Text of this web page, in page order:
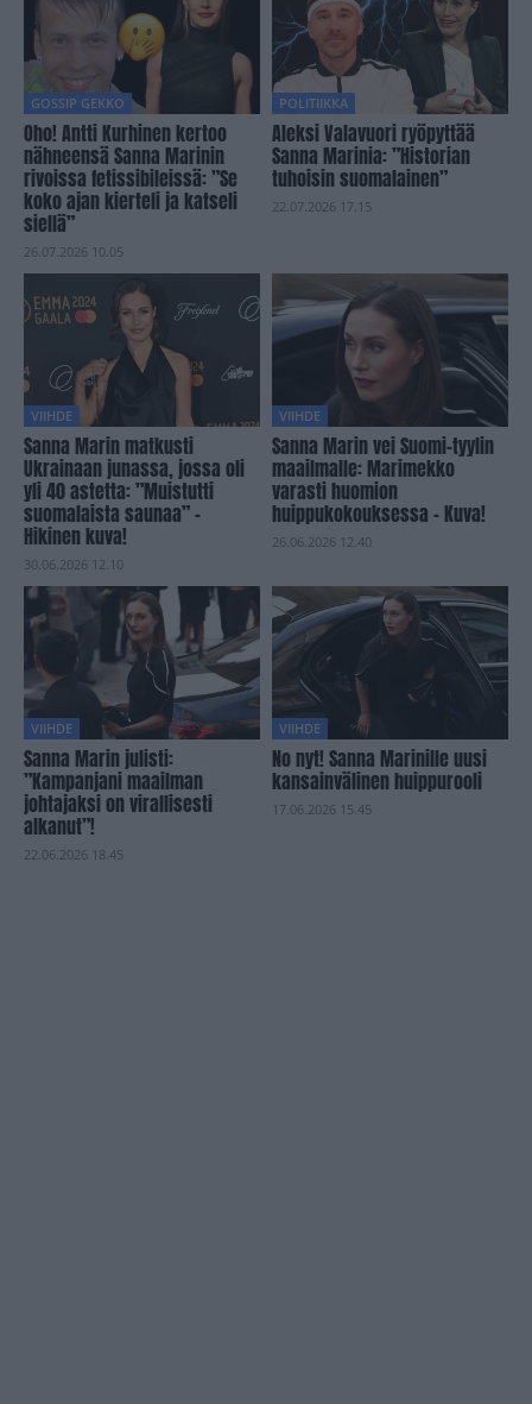
GOSSIP GEKKO
Oho! Antti Kurhinen kertoo
nähneensä Sanna Marinin
rivoissa fetissibileissä: ”Se
koko ajan kierteli ja katseli
siellä”
26.07.2026 10.05
POLITIIKKA
Aleksi Valavuori ryöpyttää
Sanna Marinia: ”Historian
tuhoisin suomalainen”
22.07.2026 17.15
VIIHDE
Sanna Marin matkusti
Ukrainaan junassa, jossa oli
yli 40 astetta: ”Muistutti
suomalaista saunaa” –
Hikinen kuva!
30.06.2026 12.10
VIIHDE
Sanna Marin vei Suomi-tyylin
maailmalle: Marimekko
varasti huomion
huippukokouksessa – Kuva!
26.06.2026 12.40
VIIHDE
Sanna Marin julisti:
”Kampanjani maailman
johtajaksi on virallisesti
alkanut”!
22.06.2026 18.45
VIIHDE
No nyt! Sanna Marinille uusi
kansainvälinen huippurooli
17.06.2026 15.45